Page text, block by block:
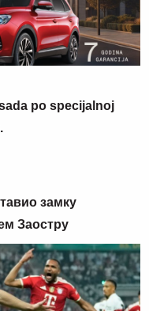
po specijalnoj
замку
Заостру